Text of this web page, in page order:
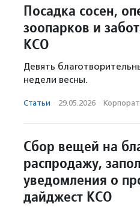
Посадка сосен,
зоопарков и
КСО
Девять
недели весны.
Статьи · 29.05.2026 ·
Сбор вещей на
распродажу,
уведомления о
дайджест КСО